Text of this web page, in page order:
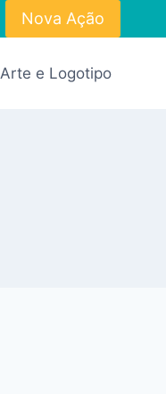
Nova Ação
Arte e Logotipo